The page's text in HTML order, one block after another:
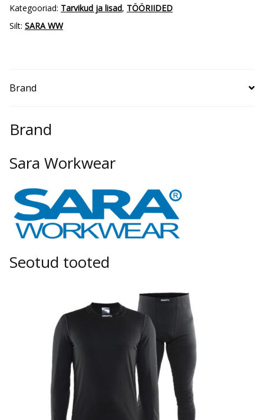
Kategooriad: Tarvikud ja lisad, TÖÖRIIDED
Silt: SARA WW
Brand
Brand
Sara Workwear
Seotud tooted